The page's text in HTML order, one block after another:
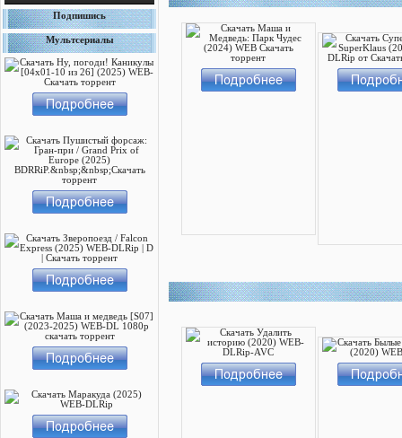
Подпишись
Мультсериалы